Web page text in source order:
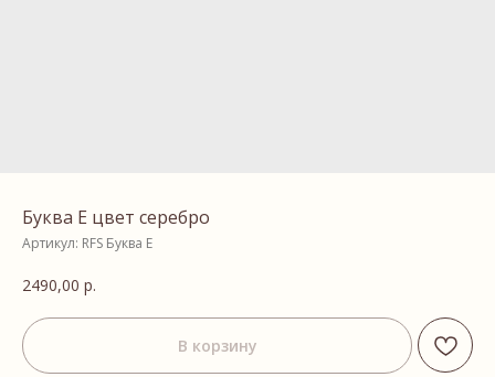
Буква E цвет серебро
Артикул: RFS Буква E
2490,00 р.
В корзину